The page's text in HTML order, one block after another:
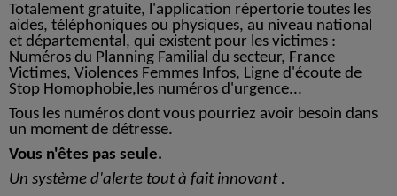
Totalement gratuite, l'application répertorie toutes les
aides, téléphoniques ou physiques, au niveau national
et départemental, qui existent pour les victimes :
Numéros du Planning Familial du secteur, France
Victimes, Violences Femmes Infos, Ligne d'écoute de
Stop Homophobie,les numéros d'urgence...
Tous les numéros dont vous pourriez avoir besoin dans
un moment de détresse.
Vous n'êtes pas seule.
Un système d'alerte tout à fait innovant .